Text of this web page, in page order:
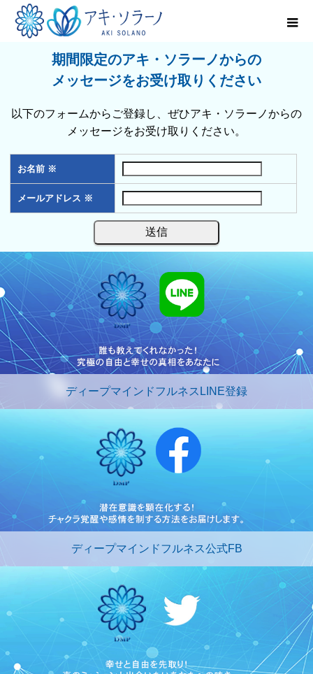
期間限定のアキ・ソラーノからの
メッセージをお受け取りください
以下のフォームからご登録し、ぜひアキ・ソラーノからの
メッセージをお受け取りください。
お名前 ※
メールアドレス ※
ディープマインドフルネスLINE登録
ディープマインドフルネス公式FB